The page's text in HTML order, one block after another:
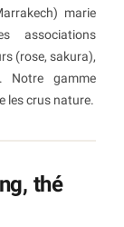
marie
associations
(rose, sakura),
Notre gamme
les crus nature.
thé